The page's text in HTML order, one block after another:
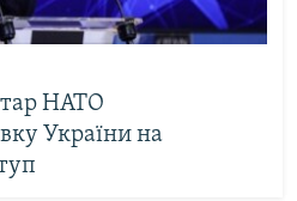
НАТО
України на